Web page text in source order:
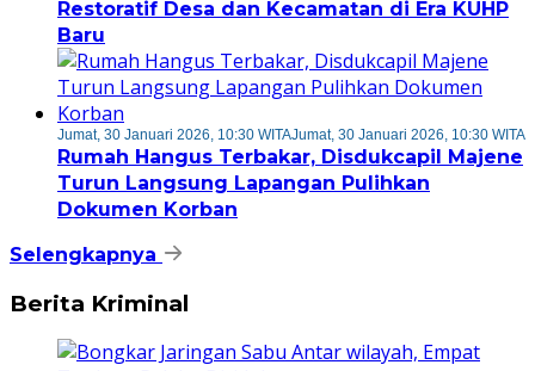
Restoratif Desa dan Kecamatan di Era KUHP
Baru
Jumat, 30 Januari 2026, 10:30 WITAJumat, 30 Januari 2026, 10:30 WITA
Rumah Hangus Terbakar, Disdukcapil Majene
Turun Langsung Lapangan Pulihkan
Dokumen Korban
Selengkapnya
Berita Kriminal